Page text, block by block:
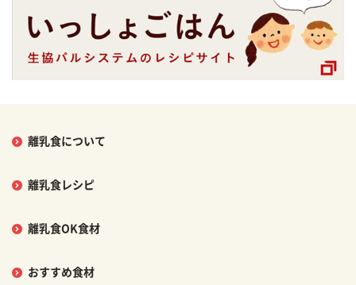
離乳食について
離乳食レシピ
離乳食OK食材
おすすめ食材